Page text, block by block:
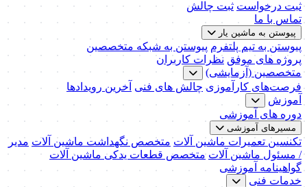
ثبت درخواست ثبت چالش
تماس با ما
پیوستن به ماشین یار
پیوستن به تیم پلتفرم پیوستن به شبکه متخصصین
پروژه های موفق نظرات کاربران
متخصصین (آزمایشی)
فرصت‌های کارآموزی چالش های فنی آخرین رویدادها
آموزش
دوره های آموزشی
مسیرهای آموزشی
تکنسین تعمیرات ماشین آلات متخصص نگهداشت ماشین آلات مدیر
/ مسئول ماشین آلات متخصص قطعات یدکی ماشین آلات
گواهینامه آموزشی
خدمات فنی